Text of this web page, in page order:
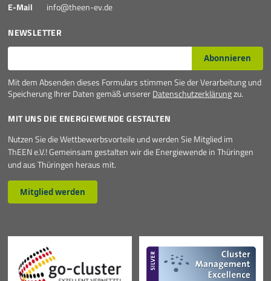
E-Mail
info@theen-ev.de
NEWSLETTER
E-Mail* Abonnieren
Mit dem Absenden dieses Formulars stimmen Sie der Verarbeitung und
Speicherung Ihrer Daten gemäß unsererDatenschutzerklärungzu.
MIT UNS DIE ENERGIEWENDE GESTALTEN
Nutzen Sie die Wettbewerbsvorteile und werden Sie Mitglied im
ThEEN e.V.! Gemeinsam gestalten wir die Energiewende in Thüringen
und aus Thüringen heraus mit.
Mitglied werden